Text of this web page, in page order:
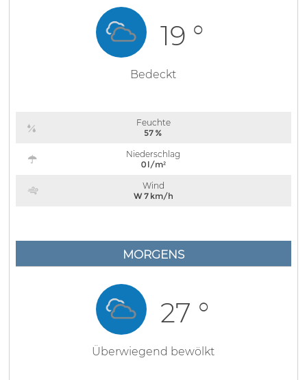
19 °
Bedeckt
Feuchte
57 %
Niederschlag
0 l/m²
Wind
W 7 km/h
MORGENS
27 °
Überwiegend bewölkt